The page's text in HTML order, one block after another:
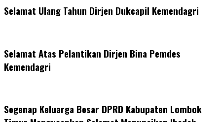
Selamat Ulang Tahun Dirjen Dukcapil Kemendagri
Selamat Atas Pelantikan Dirjen Bina Pemdes
Kemendagri
Segenap Keluarga Besar DPRD Kabupaten Lombok